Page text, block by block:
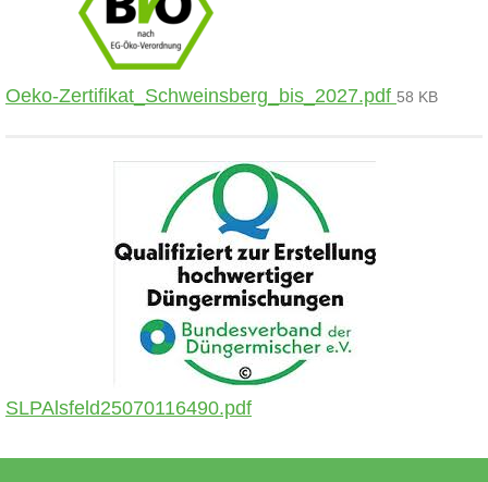
Oeko-Zertifikat_Schweinsberg_bis_2027.pdf 58 KB
SLPAlsfeld25070116490.pdf